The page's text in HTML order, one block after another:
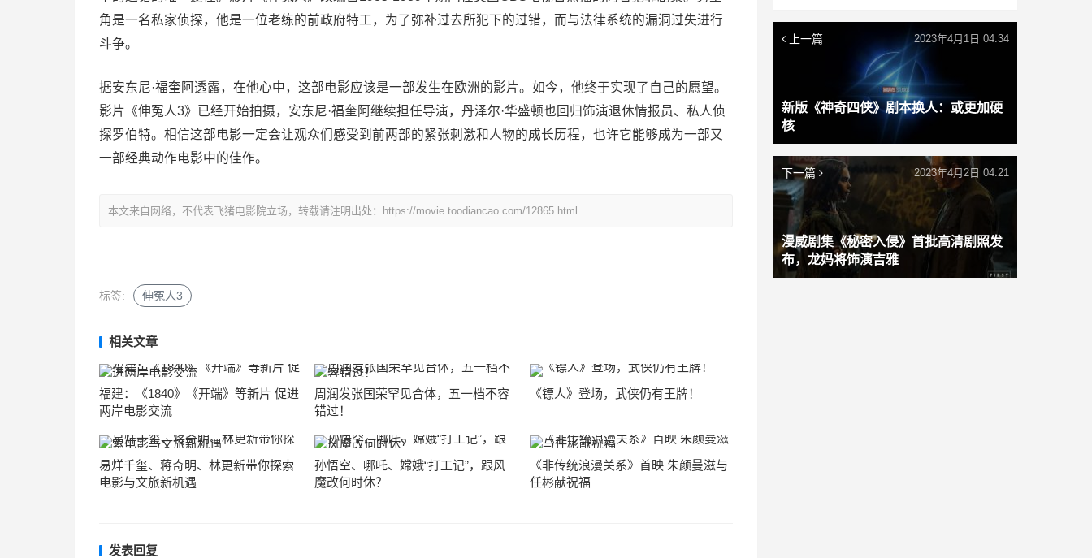
角是一名私家侦探，他是一位老练的前政府特工，为了弥补过去所犯下的过错，而与法律系统的漏洞过失进行
斗争。
据安东尼·福奎阿透露，在他心中，这部电影应该是一部发生在欧洲的影片。如今，他终于实现了自己的愿望。
影片《伸冤人3》已经开始拍摄，安东尼·福奎阿继续担任导演，丹泽尔·华盛顿也回归饰演退休情报员、私人侦
探罗伯特。相信这部电影一定会让观众们感受到前两部的紧张刺激和人物的成长历程，也许它能够成为一部又
一部经典动作电影中的佳作。
本文来自网络，不代表飞猪电影院立场，转载请注明出处：https://movie.toodiancao.com/12865.html
标签: 伸冤人3
相关文章
福建：《1840》《开端》等新片 促进
两岸电影交流
周润发张国荣罕见合体，五一档不容
错过！
《镖人》登场，武侠仍有王牌！
易烊千玺、蒋奇明、林更新带你探索
电影与文旅新机遇
孙悟空、哪吒、嫦娥“打工记”，跟风
魔改何时休？
《非传统浪漫关系》首映 朱颜曼滋与
任彬献祝福
发表回复
上一篇
新版《神奇四侠》剧本换人：或更加硬
核
2023年4月1日 04:34
下一篇
漫威剧集《秘密入侵》首批高清剧照发
布，龙妈将饰演吉雅
2023年4月2日 04:21